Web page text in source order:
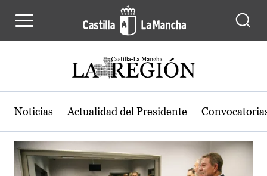
Actualidad de la región de Castilla-
Noticias Actualidad del Presidente